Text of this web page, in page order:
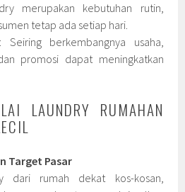
merupakan kebutuhan rutin,
tetap ada setiap hari.
: Seiring berkembangnya usaha,
promosi dapat meningkatkan
LAUNDRY RUMAHAN
Target Pasar
dari rumah dekat kos-kosan,